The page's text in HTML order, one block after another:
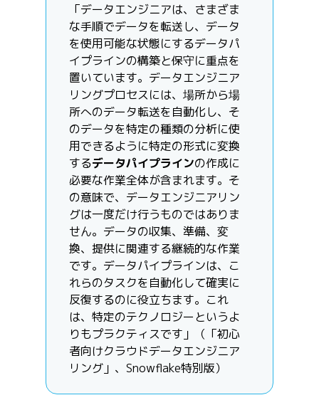
「データエンジニアは、さまざま
な手順でデータを転送し、データ
を使用可能な状態にするデータパ
イプラインの構築と保守に重点を
置いています。データエンジニア
リングプロセスには、場所から場
所へのデータ転送を自動化し、そ
のデータを特定の種類の分析に使
用できるように特定の形式に変換
するデータパイプラインの作成に
必要な作業全体が含まれます。そ
の意味で、データエンジニアリン
グは一度だけ行うものではありま
せん。データの収集、準備、変
換、提供に関連する継続的な作業
です。データパイプラインは、こ
れらのタスクを自動化して確実に
反復するのに役立ちます。これ
は、特定のテクノロジーというよ
りもプラクティスです」（「初心
者向けクラウドデータエンジニア
リング」、Snowflake特別版）